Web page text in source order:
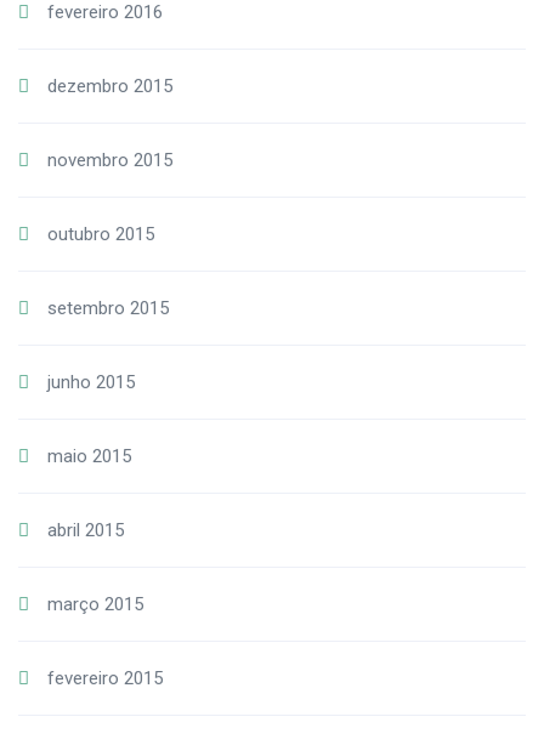
fevereiro 2016
dezembro 2015
novembro 2015
outubro 2015
setembro 2015
junho 2015
maio 2015
abril 2015
março 2015
fevereiro 2015